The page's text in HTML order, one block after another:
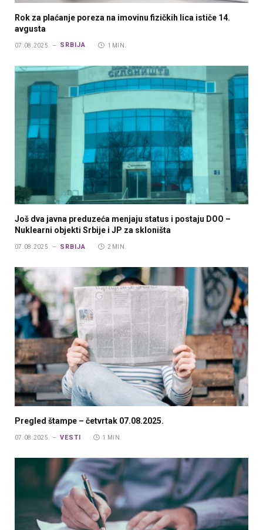
Rok za plaćanje poreza na imovinu fizičkih lica ističe 14.
avgusta
07.08.2025. SRBIJA 1 MIN.
Još dva javna preduzeća menjaju status i postaju DOO –
Nuklearni objekti Srbije i JP za skloništa
07.08.2025. SRBIJA 2 MIN.
Pregled štampe – četvrtak 07.08.2025.
07.08.2025. VESTI 1 MIN.